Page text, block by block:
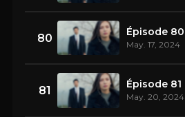
80 Épisode 80
May. 17, 2024
81 Épisode 81
May. 20, 2024